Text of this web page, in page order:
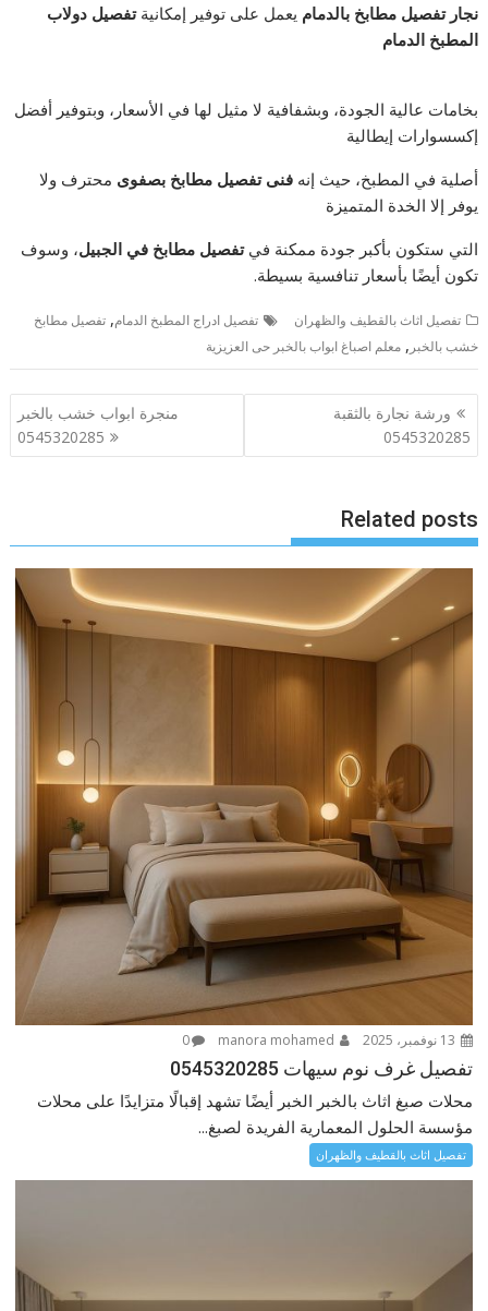
نجار تفصيل مطابخ بالدمام يعمل على توفير إمكانيةتفصيل دولاب
المطبخ الدمام
بخامات عالية الجودة، وبشفافية لا مثيل لها في الأسعار، وبتوفير أفضل
إكسسوارات إيطالية
أصلية في المطبخ، حيث إنهفنى تفصيل مطابخ بصفوى محترف ولا
يوفر إلا الخدة المتميزة
التي ستكون بأكبر جودة ممكنة فيتفصيل مطابخ في الجبيل، وسوف
تكون أيضًا بأسعار تنافسية بسيطة.
تفصيل اثاث بالقطيف والظهران تفصيل ادراج المطبخ الدمام,تفصيل مطابخ
خشب بالخبر ,معلم اصباغ ابواب بالخبر حى العزيزية
تصفّح
المقالات
ورشة نجارة بالثقبة
0545320285
منجرة ابواب خشب بالخبر
0545320285
Related posts
0
تفصيل غرف نوم سيهات 0545320285
محلات صبغ اثاث بالخبر الخبر أيضًا تشهد إقبالًا متزايدًا على محلات
مؤسسة الحلول المعمارية الفريدة لصبغ...
تفصيل اثاث بالقطيف والظهران